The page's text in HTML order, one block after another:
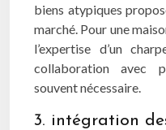
biens atypiques
marché. Pour une
l’expertise d’un
collaboration avec
souvent nécessaire.
3. intégration